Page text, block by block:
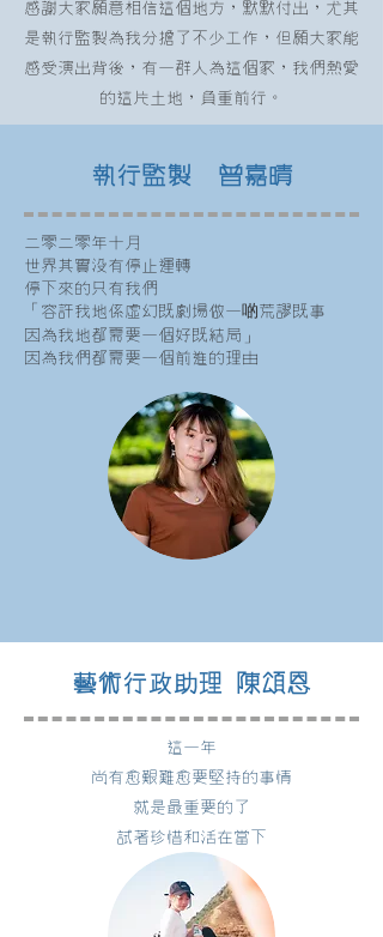
感謝大家願意相信這個地方，默默付出，尤其
是執行監製為我分擔了不少工作，但願大家能
感受演出背後，有一群人為這個家，我們熱愛
的這片土地，負重前行。
執行監製 曾嘉晴
二零二零年十月
世界其實沒有停止運轉
停下來的只有我們
「容許我地係虛幻既劇場做一啲荒謬既事
因為我地都需要一個好既結局」
因為我們都需要一個前進的理由
藝術行政助理 陳頌恩
這一年
尚有愈艱難愈要堅持的事情
就是最重要的了
試著珍惜和活在當下